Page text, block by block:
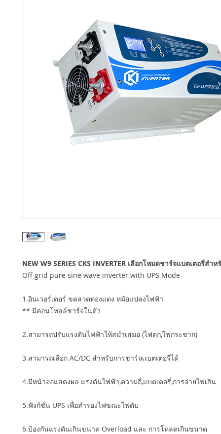
NEW W9 SERIES CKS INVERTER เลือกโหมดชาร์จแบตเตอรี่สำ
Off grid pure sine wave inverter with UPS Mode
1.อินเวอร์เตอร์ ขดลวดทองแดง หม้อแปลงไฟฟ้า
** มีคอนโทลล์ชาร์จในตัว
2.สามารถปรับแรงดันไฟฟ้าให้สม่ำเสมอ (ไฟตก,ไฟกระชาก)
3.สามารถเลือก AC/DC สำหรับการชาร์จเเบตเตอรี่ได้
4.มีหน้าจอแสดงผล แรงดันไฟฟ้า,ความถี่,แบตเตอรี่,การจ่ายไฟเกิน
5.ฟังก์ชั่น UPS เพื่อสำรองไฟขณะไฟดับ
6.ป้องกันแรงดันเกินขนาด Overload และ การโหลดเกินขนาด